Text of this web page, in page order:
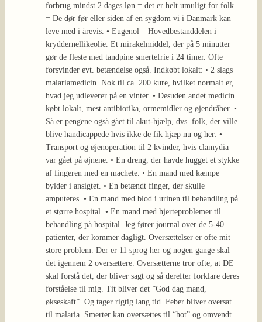
forbrug mindst 2 dages løn = det er helt umuligt for folk
= De dør før eller siden af en sygdom vi i Danmark kan
leve med i årevis. • Eugenol – Hovedbestanddelen i
kryddernellikeolie. Et mirakelmiddel, der på 5 minutter
gør de fleste med tandpine smertefrie i 24 timer. Ofte
forsvinder evt. betændelse også. Indkøbt lokalt: • 2 slags
malariamedicin. Nok til ca. 200 kure, hvilket normalt er,
hvad jeg udleverer på en vinter. • Desuden andet medicin
købt lokalt, mest antibiotika, ormemidler og øjendråber. •
Så er pengene også gået til akut-hjælp, dvs. folk, der ville
blive handicappede hvis ikke de fik hjæp nu og her: •
Transport og øjenoperation til 2 kvinder, hvis clamydia
var gået på øjnene. • En dreng, der havde hugget et stykke
af fingeren med en machete. • En mand med kæmpe
bylder i ansigtet. • En betændt finger, der skulle
amputeres. • En mand med blod i urinen til behandling på
et større hospital. • En mand med hjerteproblemer til
behandling på hospital. Jeg fører journal over de 5-40
patienter, der kommer dagligt. Oversættelser er ofte mit
store problem. Der er 11 sprog her og nogen gange skal
det igennem 2 oversættere. Oversætterne tror ofte, at DE
skal forstå det, der bliver sagt og så derefter forklare deres
forståelse til mig. Tit bliver det ”God dag mand,
økseskaft”. Og tager rigtig lang tid. Feber bliver oversat
til malaria. Smerter kan oversættes til “hot” og omvendt.